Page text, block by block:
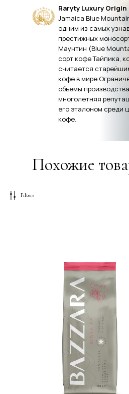
Raryty Luxury Origin
Jamaica Blue
одним из самых
престижных
Маунтин (Blue
сорт кофе Тайпика,
считается
кофе в
объемы
многолетняя
его эталоном среди
кофе.
Похожие
Filters